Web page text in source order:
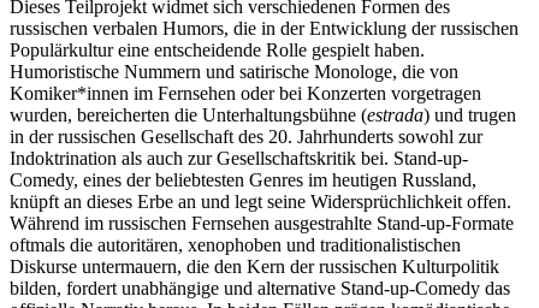
Dieses Teilprojekt widmet sich verschiedenen Formen des
russischen verbalen Humors, die in der Entwicklung der russischen
Populärkultur eine entscheidende Rolle gespielt haben.
Humoristische Nummern und satirische Monologe, die von
Komiker*innen im Fernsehen oder bei Konzerten vorgetragen
wurden, bereicherten die Unterhaltungsbühne (estrada) und trugen
in der russischen Gesellschaft des 20. Jahrhunderts sowohl zur
Indoktrination als auch zur Gesellschaftskritik bei. Stand-up-
Comedy, eines der beliebtesten Genres im heutigen Russland,
knüpft an dieses Erbe an und legt seine Widersprüchlichkeit offen.
Während im russischen Fernsehen ausgestrahlte Stand-up-Formate
oftmals die autoritären, xenophoben und traditionalistischen
Diskurse untermauern, die den Kern der russischen Kulturpolitik
bilden, fordert unabhängige und alternative Stand-up-Comedy das